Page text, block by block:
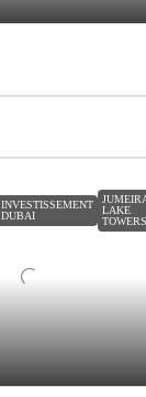
INVESTISSEMENT
DUBAI
LAKE
TOWERS